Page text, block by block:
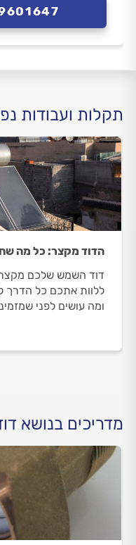
תקלות ועבודות
הדוד מקצר: כל מה
דוד השמש שלכם
ללוות אתכם כל הדרך
ומה עושים לפני
מדריכים בנושא